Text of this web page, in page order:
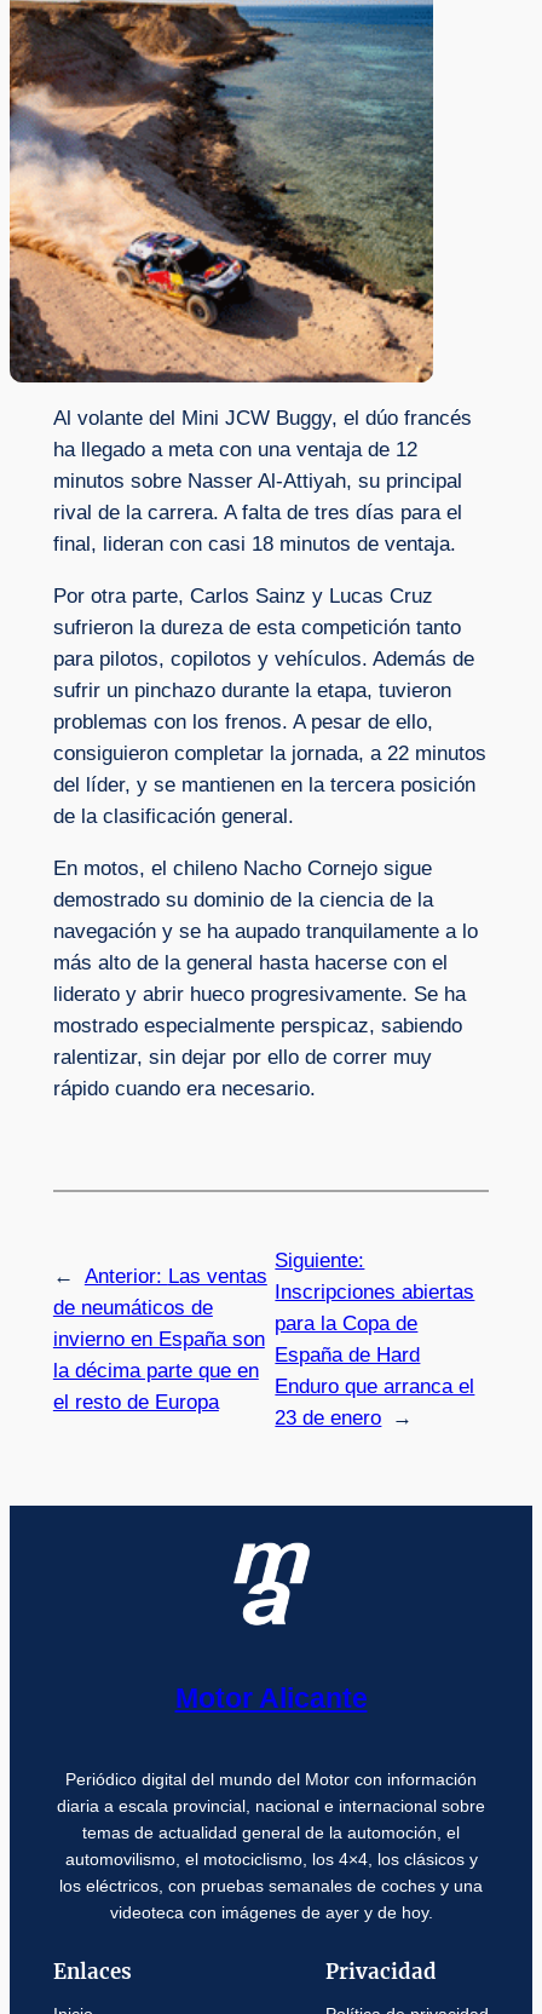
Al volante del Mini JCW Buggy, el dúo francés
ha llegado a meta con una ventaja de 12
minutos sobre Nasser Al-Attiyah, su principal
rival de la carrera. A falta de tres días para el
final, lideran con casi 18 minutos de ventaja.
Por otra parte, Carlos Sainz y Lucas Cruz
sufrieron la dureza de esta competición tanto
para pilotos, copilotos y vehículos. Además de
sufrir un pinchazo durante la etapa, tuvieron
problemas con los frenos. A pesar de ello,
consiguieron completar la jornada, a 22 minutos
del líder, y se mantienen en la tercera posición
de la clasificación general.
En motos, el chileno Nacho Cornejo sigue
demostrado su dominio de la ciencia de la
navegación y se ha aupado tranquilamente a lo
más alto de la general hasta hacerse con el
liderato y abrir hueco progresivamente. Se ha
mostrado especialmente perspicaz, sabiendo
ralentizar, sin dejar por ello de correr muy
rápido cuando era necesario.
← Anterior: Las ventas
de neumáticos de
invierno en España son
la décima parte que en
el resto de Europa
Siguiente:
Inscripciones abiertas
para la Copa de
España de Hard
Enduro que arranca el
23 de enero
→
Motor Alicante
Periódico digital del mundo del Motor con información
diaria a escala provincial, nacional e internacional sobre
temas de actualidad general de la automoción, el
automovilismo, el motociclismo, los 4×4, los clásicos y
los eléctricos, con pruebas semanales de coches y una
videoteca con imágenes de ayer y de hoy.
Enlaces Privacidad